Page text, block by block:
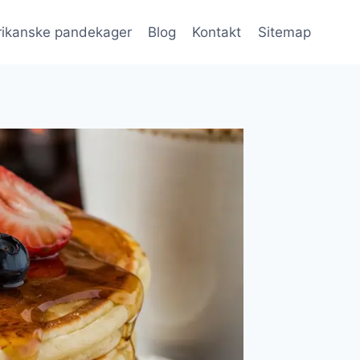
pandekager Blog Kontakt Sitemap